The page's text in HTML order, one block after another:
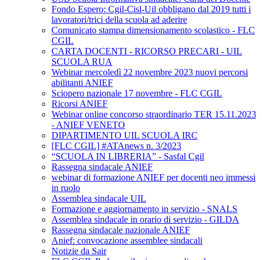
Fondo Espero: Cgil-Cisl-Uil obbligano dal 2019 tutti i
lavoratori/trici della scuola ad aderire
Comunicato stampa dimensionamento scolastico - FLC
CGIL
CARTA DOCENTI - RICORSO PRECARI - UIL
SCUOLA RUA
Webinar mercoledì 22 novembre 2023 nuovi percorsi
abilitanti ANIEF
Sciopero nazionale 17 novembre - FLC CGIL
Ricorsi ANIEF
Webinar online concorso straordinario TER 15.11.2023
- ANIEF VENETO
DIPARTIMENTO UIL SCUOLA IRC
[FLC CGIL] #ATAnews n. 3/2023
“SCUOLA IN LIBRERIA” - Sasfal Cgil
Rassegna sindacale ANIEF
webinar di formazione ANIEF per docenti neo immessi
in ruolo
Assemblea sindacale UIL
Formazione e aggiornamento in servizio - SNALS
Assemblea sindacale in orario di servizio - GILDA
Rassegna sindacale nazionale ANIEF
Anief: convocazione assemblee sindacali
Notizie da Sair